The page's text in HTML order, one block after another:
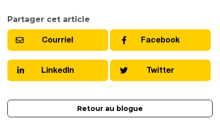
Partager cet article
Courriel Facebook
LinkedIn Twitter
Retour au blogue